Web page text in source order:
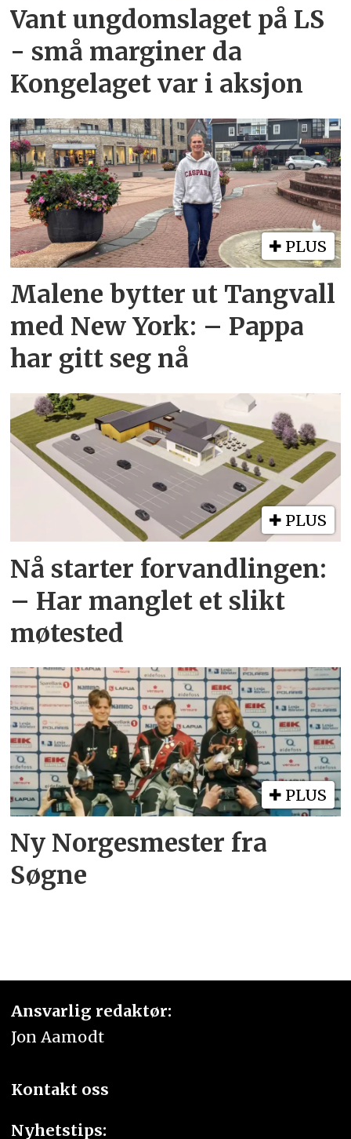
Vant ungdomslaget på LS
- små marginer da
Kongelaget var i aksjon
PLUS
Malene bytter ut Tangvall
med New York: – Pappa
har gitt seg nå
PLUS
Nå starter forvandlingen:
– Har manglet et slikt
møtested
PLUS
Ny Norgesmester fra
Søgne
Ansvarlig redaktør:
Jon Aamodt
Kontakt oss
Nyhetstips: